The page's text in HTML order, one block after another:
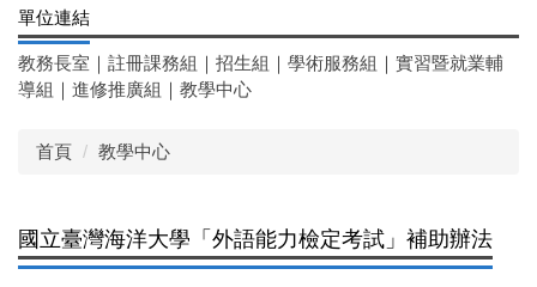
單位連結
教務長室 ｜ 註冊課務組 ｜ 招生組 ｜ 學術服務組 ｜ 實習暨就業輔
導組 ｜ 進修推廣組 ｜ 教學中心
首頁 教學中心
國立臺灣海洋大學「外語能力檢定考試」補助辦法